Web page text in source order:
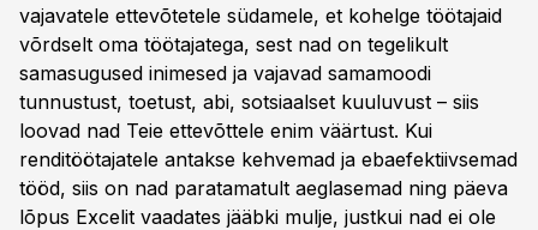
vajavatele ettevõtetele südamele, et kohelge töötajaid
võrdselt oma töötajatega, sest nad on tegelikult
samasugused inimesed ja vajavad samamoodi
tunnustust, toetust, abi, sotsiaalset kuuluvust – siis
loovad nad Teie ettevõttele enim väärtust. Kui
renditöötajatele antakse kehvemad ja ebaefektiivsemad
tööd, siis on nad paratamatult aeglasemad ning päeva
lõpus Excelit vaadates jääbki mulje, justkui nad ei ole